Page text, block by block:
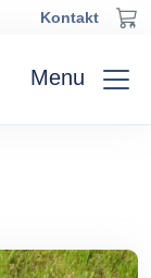
Kontakt
Menu